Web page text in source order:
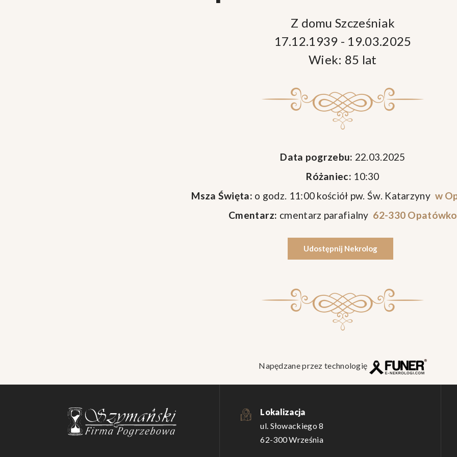
Z domu Szcześniak
17.12.1939 - 19.03.2025
Wiek: 85 lat
Data pogrzebu: 22.03.2025
Różaniec: 10:30
Msza Święta: o godz. 11:00 kościół pw. Św. Katarzyny w
Cmentarz: cmentarz parafialny 62-330 Opatówko
Udostępnij Nekrolog
Napędzane przez technologię
Lokalizacja
ul. Słowackiego 8
62-300 Września